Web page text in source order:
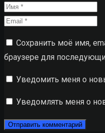
Сохранить моё имя,
браузере для
Уведомить меня о
Уведомлять меня о